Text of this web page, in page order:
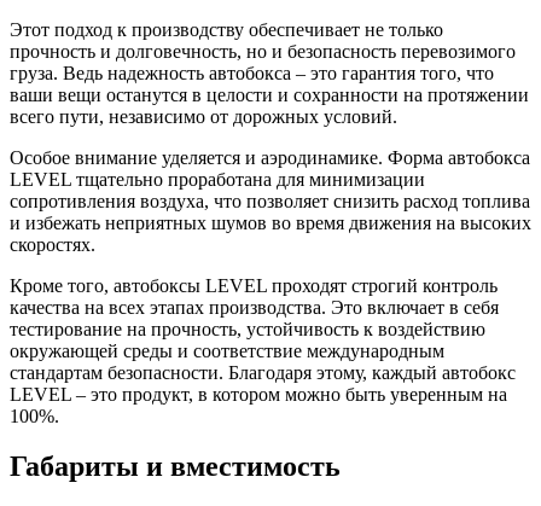
Этот подход к производству обеспечивает не только
прочность и долговечность, но и безопасность перевозимого
груза. Ведь надежность автобокса – это гарантия того, что
ваши вещи останутся в целости и сохранности на протяжении
всего пути, независимо от дорожных условий.
Особое внимание уделяется и аэродинамике. Форма автобокса
LEVEL тщательно проработана для минимизации
сопротивления воздуха, что позволяет снизить расход топлива
и избежать неприятных шумов во время движения на высоких
скоростях.
Кроме того, автобоксы LEVEL проходят строгий контроль
качества на всех этапах производства. Это включает в себя
тестирование на прочность, устойчивость к воздействию
окружающей среды и соответствие международным
стандартам безопасности. Благодаря этому, каждый автобокс
LEVEL – это продукт, в котором можно быть уверенным на
100%.
Габариты и вместимость